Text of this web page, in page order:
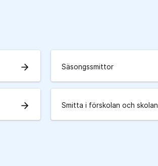
arrow_forward Säsongssmittor
arrow_forward Smitta i förskolan och skolan